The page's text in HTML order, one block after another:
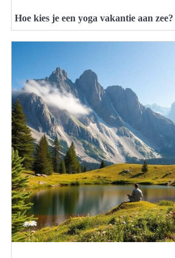
Hoe kies je een yoga vakantie aan zee?